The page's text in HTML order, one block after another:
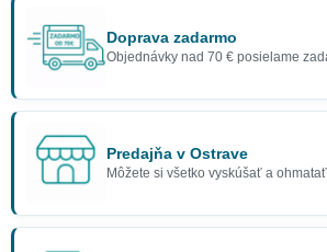
Doprava zadarmo
Objednávky nad 70 € posielame
Predajňa v Ostrave
Môžete si všetko vyskúšať a ohmatať